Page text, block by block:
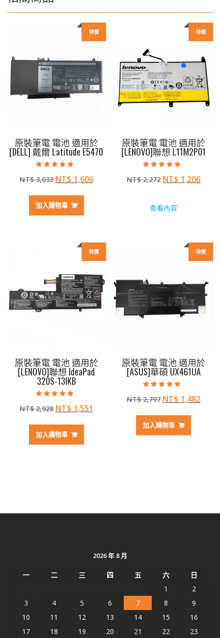
特價
原裝筆電 電池 適用於
[DELL] 戴爾 Latitude E5470
5.00
滿分 5
NT$3,033 原
價
格：
NT$ 1,606目
加入購物車
特價
原裝筆電 電池 適用於
[LENOVO]聯想 L11M2P01
5.00
滿分 5
NT$2,272 原
格：
NT$ 1,206目
查看內容
特價
原裝筆電 電池 適用於
[LENOVO]聯想 IdeaPad
320S-13IKB
5.00
滿分 5
NT$2,928 原
價
格：
NT$ 1,551
加入購物車
特價
原裝筆電 電池 適用於
[ASUS]華碩 UX461UA
5.00
滿分 5
NT$2,797 原
價
格：
NT$ 1,482目
加入購物車
2026 年 8 月
一 二 三 四 五 六
日
1
2
3
4 5 6 7 8
9
10
11 12 13 14 15
16
17
18 19 20 21 22
23